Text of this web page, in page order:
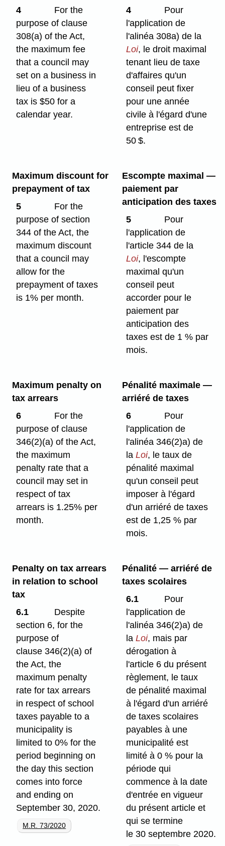
4
For the
purpose of clause
308(a) of the Act,
the maximum fee
that a council may
set on a business in
lieu of a business
tax is $50 for a
calendar year.
4
Pour
l'application de
l'alinéa 308a) de la
Loi, le droit maximal
tenant lieu de taxe
d'affaires qu'un
conseil peut fixer
pour une année
civile à l'égard d'une
entreprise est de
50 $.
Maximum discount for
prepayment of tax
5
For the
purpose of section
344 of the Act, the
maximum discount
that a council may
allow for the
prepayment of taxes
is 1% per month.
Escompte maximal —
paiement par
anticipation des taxes
5
Pour
l'application de
l'article 344 de la
Loi, l'escompte
maximal qu'un
conseil peut
accorder pour le
paiement par
anticipation des
taxes est de 1 % par
mois.
Maximum penalty on
tax arrears
6
For the
purpose of clause
346(2)⁠(a) of the Act,
the maximum
penalty rate that a
council may set in
respect of tax
arrears is 1.25% per
month.
Pénalité maximale —
arriéré de taxes
6
Pour
l'application de
l'alinéa 346(2)a) de
laLoi, le taux de
pénalité maximal
qu'un conseil peut
imposer à l'égard
d'un arriéré de taxes
est de 1,25 % par
mois.
Penalty on tax arrears
in relation to school
tax
6.1
Despite
section 6, for the
purpose of
clause 346(2)⁠(a) of
the Act, the
maximum penalty
rate for tax arrears
in respect of school
taxes payable to a
municipality is
limited to 0% for the
period beginning on
the day this section
comes into force
and ending on
September 30, 2020.
M.R. 73/2020
Pénalité — arriéré de
taxes scolaires
6.1
Pour
l'application de
l'alinéa 346(2)a) de
laLoi, mais par
dérogation à
l'article 6 du présent
règlement, le taux
de pénalité maximal
à l'égard d'un arriéré
de taxes scolaires
payables à une
municipalité est
limité à 0 % pour la
période qui
commence à la date
d'entrée en vigueur
du présent article et
qui se termine
le 30 septembre 2020.